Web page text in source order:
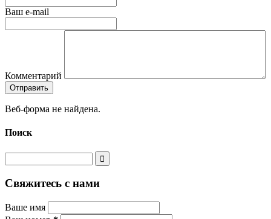
Ваш e-mail
Комментарий
Веб-форма не найдена.
Поиск
Свяжитесь с нами
Ваше имя